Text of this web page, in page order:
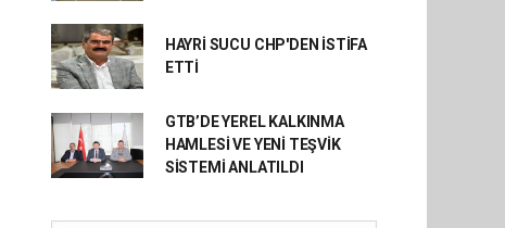
HAYRİ SUCU CHP'DEN İSTİFA
ETTİ
GTB’DE YEREL KALKINMA
HAMLESİ VE YENİ TEŞVİK
SİSTEMİ ANLATILDI